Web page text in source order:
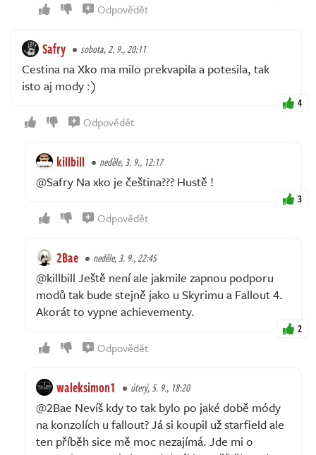
Odpovědět
Safry sobota, 2. 9., 20:11
Cestina na Xko ma milo prekvapila a potesila, tak
isto aj mody :)
4
Odpovědět
killbill neděle, 3. 9., 12:17
@Safry Na xko je čeština??? Hustě !
3
Odpovědět
2Bae neděle, 3. 9., 22:45
@killbill Ještě není ale jakmile zapnou podporu
modů tak bude stejně jako u Skyrimu a Fallout 4.
Akorát to vypne achievementy.
2
Odpovědět
waleksimon1 úterý, 5. 9., 18:20
@2Bae Nevíš kdy to tak bylo po jaké době módy
na konzolích u fallout? Já si koupil už starfield ale
ten příběh sice mě moc nezajímá. Jde mi o